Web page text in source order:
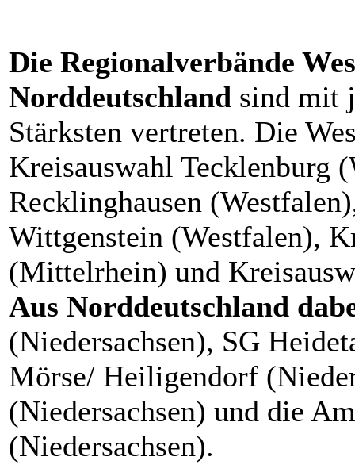
Die Regionalverbände
Norddeutschland sind mit
Stärksten vertreten. Die
Kreisauswahl Tecklenburg
Recklinghausen
Wittgenstein (Westfalen),
(Mittelrhein) und
Aus Norddeutschland
(Niedersachsen), SG
Mörse/ Heiligendorf
(Niedersachsen) und die
(Niedersachsen).